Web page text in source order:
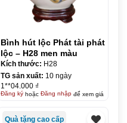
Bình hút lộc Phát tài phát
lộc – H28 men màu
Kích thước: H28
TG sản xuất: 10 ngày
1**04.000 ₫
Đăng kýhoặc Đăng nhậpđể xem giá
Quà tặng cao cấp